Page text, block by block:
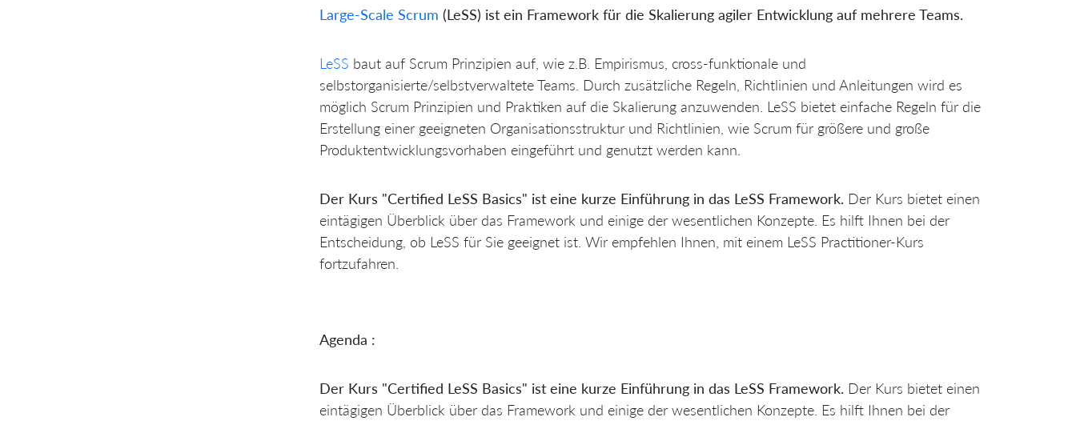
Large-Scale Scrum (LeSS) ist ein Framework für die Skalierung agiler Entwicklung auf mehrere Teams.
LeSS baut auf Scrum Prinzipien auf, wie z.B. Empirismus, cross-funktionale und
selbstorganisierte/selbstverwaltete Teams. Durch zusätzliche Regeln, Richtlinien und Anleitungen wird es
möglich Scrum Prinzipien und Praktiken auf die Skalierung anzuwenden. LeSS bietet einfache Regeln für die
Erstellung einer geeigneten Organisationsstruktur und Richtlinien, wie Scrum für größere und große
Produktentwicklungsvorhaben eingeführt und genutzt werden kann.
Der Kurs "Certified LeSS Basics" ist eine kurze Einführung in das LeSS Framework. Der Kurs bietet einen
eintägigen Überblick über das Framework und einige der wesentlichen Konzepte. Es hilft Ihnen bei der
Entscheidung, ob LeSS für Sie geeignet ist. Wir empfehlen Ihnen, mit einem LeSS Practitioner-Kurs
fortzufahren.
Agenda :
Der Kurs "Certified LeSS Basics" ist eine kurze Einführung in das LeSS Framework. Der Kurs bietet einen
eintägigen Überblick über das Framework und einige der wesentlichen Konzepte. Es hilft Ihnen bei der